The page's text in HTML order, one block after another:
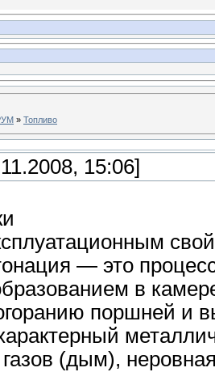
» Топливо
15:06]
— это
в
поршней и
(дым),